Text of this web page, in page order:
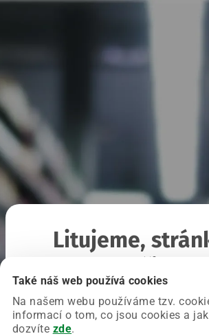
Také náš web používá cookies
Na našem webu používáme tzv.
informací o tom, co jsou cookies a
dozvíte zde.
Litujeme,
Chyba nastala na naší straně a už
Zkuste prosím znovu načíst